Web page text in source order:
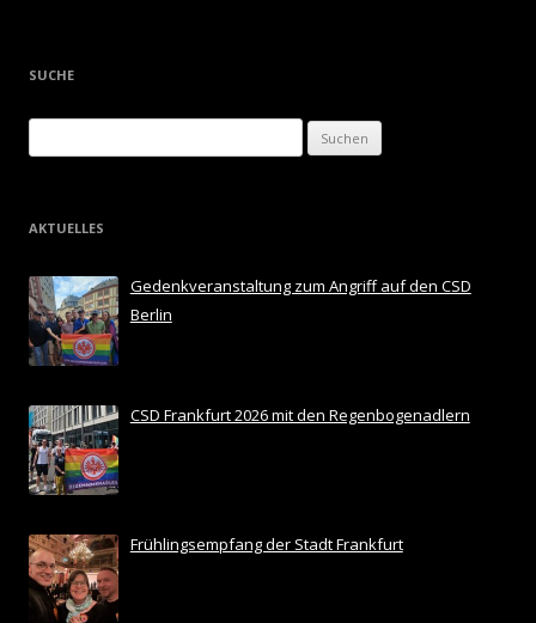
SUCHE
nach:
AKTUELLES
Gedenkveranstaltung zum Angriff auf den CSD
Berlin
CSD Frankfurt 2026 mit den Regenbogenadlern
Frühlingsempfang der Stadt Frankfurt